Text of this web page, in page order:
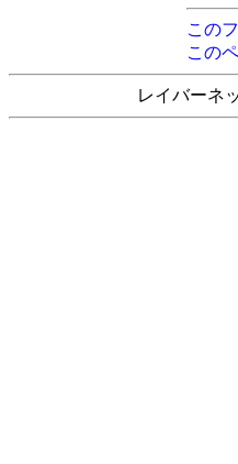
この
この
レイバーネ